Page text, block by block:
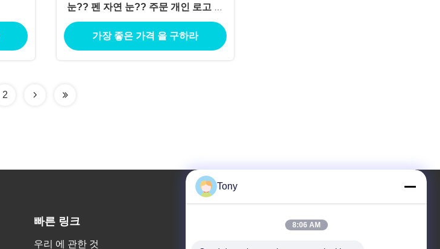
눈?? 펜 자연 눈?? 주문 개인 로고 빈
액체 눈?? 연필 tu
가장 좋은 가격 을 구하라
2
빠른 링크
우리 에 관한 것
Tony
8:06 AM